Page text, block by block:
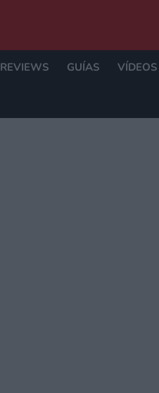
REVIEWS GUÍAS VÍDEOS